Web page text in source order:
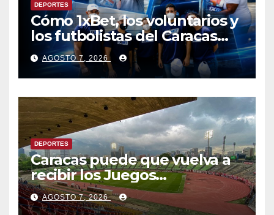
DEPORTES
Cómo 1xBet, los voluntarios y
los futbolistas del Caracas
Fútbol Club juntaron fuerzas
para ayudar a las familias de
Venezuela
AGOSTO 7, 2026
DEPORTES
Caracas puede que vuelva a
recibir los Juegos
Centroamericanos y del
Caribe tras mas de 70 años
AGOSTO 7, 2026